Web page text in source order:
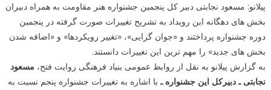
پیلانو: مسعود نجابتی دبیر کل پنجمین جشنواره هنر مقاومت به همراه دبیران
بخش های دهگانه این رویداد به تشریح تغییرات صورت گرفته در پنجمین
دوره جشنواره پرداختند و «جوان گرایی»، «تغییر رویکردها» و «اضافه شدن
بخش های جدید» را مهم ترین این تغییرات دانستند.
به گزارش پیلانو به نقل از روابط عمومی بنیاد فرهنگی روایت فتح، مسعود
نجابتی ـ دبیرکل این جشنواره ـ با اشاره به تغییرات جشنواره پنجم نسبت به